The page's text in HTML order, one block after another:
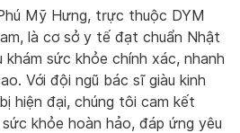
Mỹ Hưng, trực thuộc DYM
là cơ sở y tế đạt chuẩn Nhật
khám sức khỏe chính xác, nhanh
Với đội ngũ bác sĩ giàu kinh
hiện đại, chúng tôi cam kết
khỏe hoàn hảo, đáp ứng yêu